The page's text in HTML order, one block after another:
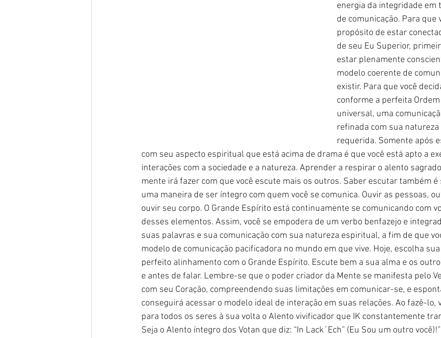
energia da integridade em
de comunicação. Para que
propósito de estar
de seu Eu Superior,
estar plenamente
modelo coerente de
existir. Para que você
conforme a perfeita
universal, uma
refinada com sua
requerida. Somente após
com seu aspecto espiritual que está acima de drama é que você está apto a
interações com a sociedade e a natureza. Aprender a respirar o alento
mente irá fazer com que você escute mais os outros. Saber escutar também é
uma maneira de ser íntegro com quem você se comunica. Ouvir as pessoas,
ouvir seu corpo. O Grande Espírito está continuamente se comunicando com
desses elementos. Assim, você se empodera de um verbo benfazejo e
suas palavras e sua comunicação com sua natureza espiritual, a fim de que
modelo de comunicação pacificadora no mundo em que vive. Hoje, escolha
perfeito alinhamento com o Grande Espírito. Escute bem a sua alma e os
e antes de falar. Lembre-se que o poder criador da Mente se manifesta pelo
com seu Coração, compreendendo suas limitações em comunicar-se, e
conseguirá acessar o modelo ideal de interação em suas relações. Ao fazê-lo,
para todos os seres à sua volta o Alento vivificador que IK constantemente
Seja o Alento íntegro dos Votan que diz: “In Lack´Ech” (Eu Sou um outro